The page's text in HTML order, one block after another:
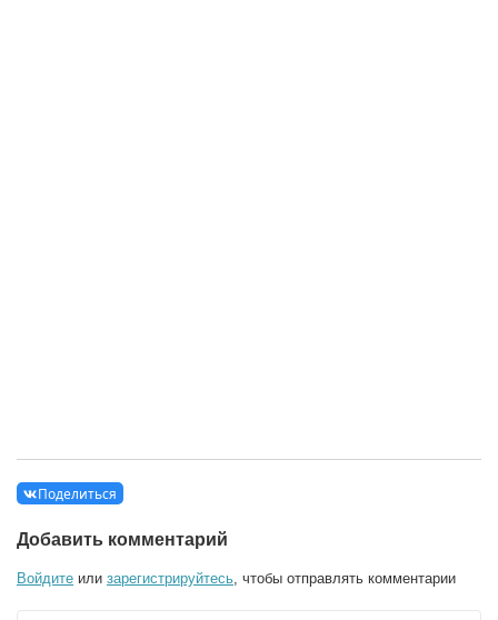
Поделиться
Добавить комментарий
Войдите или зарегистрируйтесь , чтобы отправлять комментарии